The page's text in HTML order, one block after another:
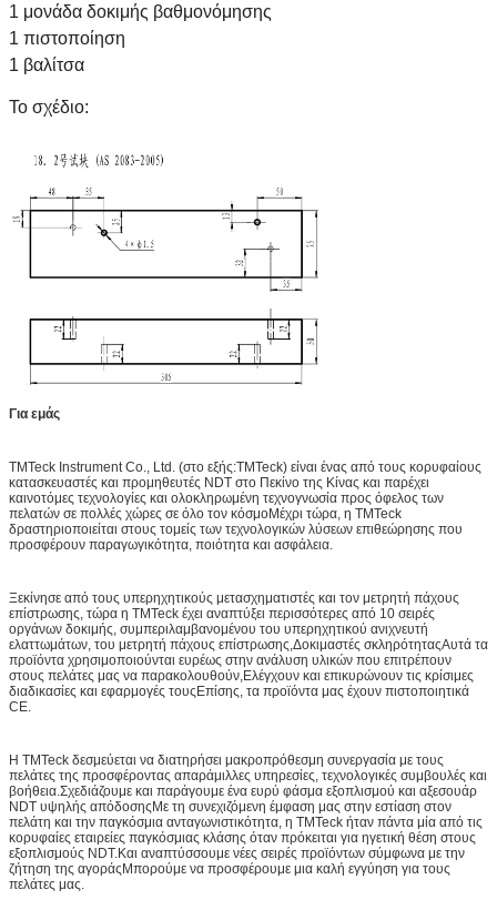
1 μονάδα δοκιμής βαθμονόμησης
1 πιστοποίηση
1 βαλίτσα
Το σχέδιο:
Για εμάς
TMTeck Instrument Co., Ltd. (στο εξής:TMTeck) είναι ένας από τους κορυφαίους
κατασκευαστές και προμηθευτές NDT στο Πεκίνο της Κίνας και παρέχει
καινοτόμες τεχνολογίες και ολοκληρωμένη τεχνογνωσία προς όφελος των
πελατών σε πολλές χώρες σε όλο τον κόσμοΜέχρι τώρα, η TMTeck
δραστηριοποιείται στους τομείς των τεχνολογικών λύσεων επιθεώρησης που
προσφέρουν παραγωγικότητα, ποιότητα και ασφάλεια.
Ξεκίνησε από τους υπερηχητικούς μετασχηματιστές και τον μετρητή πάχους
επίστρωσης, τώρα η TMTeck έχει αναπτύξει περισσότερες από 10 σειρές
οργάνων δοκιμής, συμπεριλαμβανομένου του υπερηχητικού ανιχνευτή
ελαττωμάτων, του μετρητή πάχους επίστρωσης,Δοκιμαστές σκληρότηταςΑυτά τα
προϊόντα χρησιμοποιούνται ευρέως στην ανάλυση υλικών που επιτρέπουν
στους πελάτες μας να παρακολουθούν,Ελέγχουν και επικυρώνουν τις κρίσιμες
διαδικασίες και εφαρμογές τουςΕπίσης, τα προϊόντα μας έχουν πιστοποιητικά
CE.
Η TMTeck δεσμεύεται να διατηρήσει μακροπρόθεσμη συνεργασία με τους
πελάτες της προσφέροντας απαράμιλλες υπηρεσίες, τεχνολογικές συμβουλές και
βοήθεια.Σχεδιάζουμε και παράγουμε ένα ευρύ φάσμα εξοπλισμού και αξεσουάρ
NDT υψηλής απόδοσηςΜε τη συνεχιζόμενη έμφαση μας στην εστίαση στον
πελάτη και την παγκόσμια ανταγωνιστικότητα, η TMTeck ήταν πάντα μία από τις
κορυφαίες εταιρείες παγκόσμιας κλάσης όταν πρόκειται για ηγετική θέση στους
εξοπλισμούς NDT.Και αναπτύσσουμε νέες σειρές προϊόντων σύμφωνα με την
ζήτηση της αγοράςΜπορούμε να προσφέρουμε μια καλή εγγύηση για τους
πελάτες μας.